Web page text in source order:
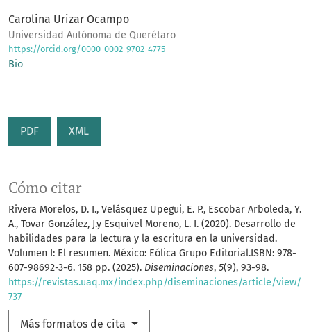
Carolina Urizar Ocampo
Universidad Autónoma de Querétaro
https://orcid.org/0000-0002-9702-4775
Bio
PDF XML
Cómo citar
Rivera Morelos, D. I., Velásquez Upegui, E. P., Escobar Arboleda, Y.
A., Tovar González, J.y Esquivel Moreno, L. I. (2020). Desarrollo de
habilidades para la lectura y la escritura en la universidad.
Volumen I: El resumen. México: Eólica Grupo Editorial.ISBN: 978-
607-98692-3-6. 158 pp. (2025). Diseminaciones, 5(9), 93-98.
https://revistas.uaq.mx/index.php/diseminaciones/article/view/
737
Más formatos de cita